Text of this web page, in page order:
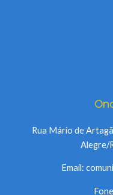
Rua Mário de
Alegre/
Email: